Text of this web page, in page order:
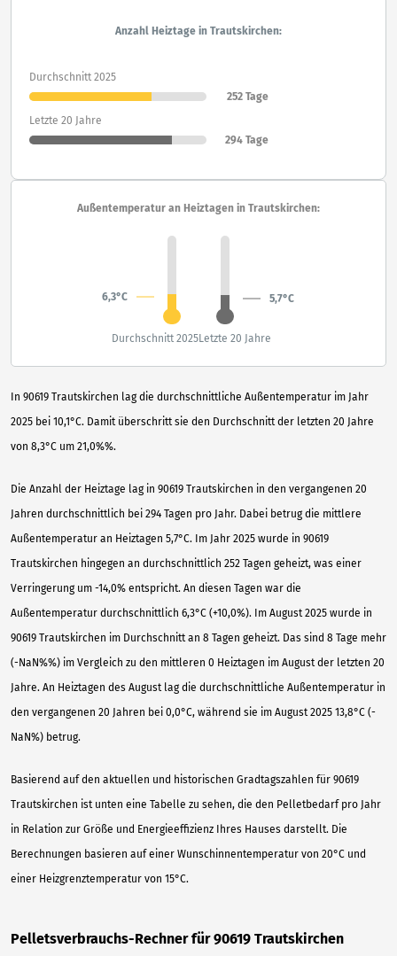
In 90619 Trautskirchen lag die durchschnittliche Außentemperatur im Jahr
2025 bei 10,1°C. Damit überschritt sie den Durchschnitt der letzten 20 Jahre
von 8,3°C um 21,0%%.
Die Anzahl der Heiztage lag in 90619 Trautskirchen in den vergangenen 20
Jahren durchschnittlich bei 294 Tagen pro Jahr. Dabei betrug die mittlere
Außentemperatur an Heiztagen 5,7°C. Im Jahr 2025 wurde in 90619
Trautskirchen hingegen an durchschnittlich 252 Tagen geheizt, was einer
Verringerung um -14,0% entspricht. An diesen Tagen war die
Außentemperatur durchschnittlich 6,3°C (+10,0%). Im August 2025 wurde in
90619 Trautskirchen im Durchschnitt an 8 Tagen geheizt. Das sind 8 Tage mehr
(-NaN%%) im Vergleich zu den mittleren 0 Heiztagen im August der letzten 20
Jahre. An Heiztagen des August lag die durchschnittliche Außentemperatur in
den vergangenen 20 Jahren bei 0,0°C, während sie im August 2025 13,8°C (-
NaN%) betrug.
Basierend auf den aktuellen und historischen Gradtagszahlen für 90619
Trautskirchen ist unten eine Tabelle zu sehen, die den Pelletbedarf pro Jahr
in Relation zur Größe und Energieeffizienz Ihres Hauses darstellt. Die
Berechnungen basieren auf einer Wunschinnentemperatur von 20°C und
einer Heizgrenztemperatur von 15°C.
Anzahl Heiztage in Trautskirchen:
Durchschnitt 2025
252 Tage
Letzte 20 Jahre
294 Tage
Außentemperatur an Heiztagen in Trautskirchen:
6,3°C 5,7°C
Durchschnitt 2025Letzte 20 Jahre
Pelletsverbrauchs-Rechner für 90619 Trautskirchen